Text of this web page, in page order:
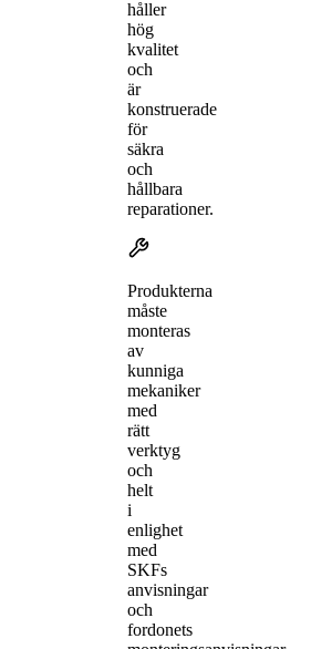
håller
hög
kvalitet
och
är
konstruerade
för
säkra
och
hållbara
reparationer.
Produkterna
måste
monteras
av
kunniga
mekaniker
med
rätt
verktyg
och
helt
i
enlighet
med
SKFs
anvisningar
och
fordonets